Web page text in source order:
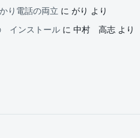
り電話の両立 に がり より
インストール に 中村 高志 より